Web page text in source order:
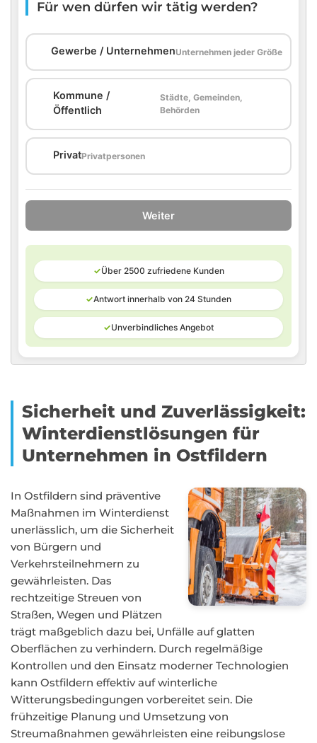
Für wen dürfen wir tätig werden?
Gewerbe / UnternehmenUnternehmen jeder Größe
Kommune /
Öffentlich
Städte, Gemeinden,
Behörden
PrivatPrivatpersonen
Weiter
✓Über 2500 zufriedene Kunden
✓Antwort innerhalb von 24 Stunden
✓Unverbindliches Angebot
Sicherheit und Zuverlässigkeit:
Winterdienstlösungen für
Unternehmen in Ostfildern
In Ostfildern sind präventive
Maßnahmen im Winterdienst
unerlässlich, um die Sicherheit
von Bürgern und
Verkehrsteilnehmern zu
gewährleisten. Das
rechtzeitige Streuen von
Straßen, Wegen und Plätzen
trägt maßgeblich dazu bei, Unfälle auf glatten
Oberflächen zu verhindern. Durch regelmäßige
Kontrollen und den Einsatz moderner Technologien
kann Ostfildern effektiv auf winterliche
Witterungsbedingungen vorbereitet sein. Die
frühzeitige Planung und Umsetzung von
Streumaßnahmen gewährleisten eine reibungslose